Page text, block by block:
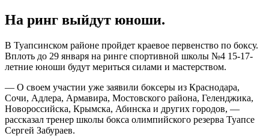
На ринг выйдут юноши.
В Туапсинском районе пройдет краевое первенство по боксу.
Вплоть до 29 января на ринге спортивной школы №4 15-17-
летние юноши будут мериться силами и мастерством.
— О своем участии уже заявили боксеры из Краснодара,
Сочи, Адлера, Армавира, Мостовского района, Геленджика,
Новороссийска, Крымска, Абинска и других городов, —
рассказал тренер школы бокса олимпийского резерва Туапсе
Сергей Забураев.